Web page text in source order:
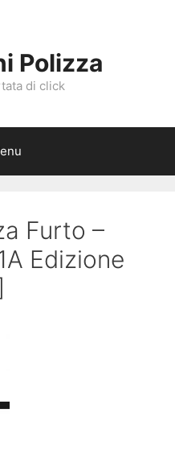
Polizza
di click
Furto –
Edizione